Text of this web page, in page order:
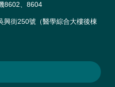
8602、8604
興街250號（醫學綜合大樓後棟